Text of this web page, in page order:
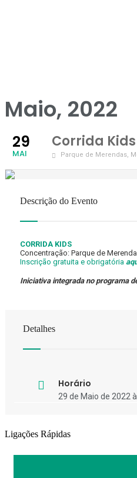
Maio, 2022
29
MAI
Corrida Kids
Parque de Merendas,
Descrição do Evento
CORRIDA KIDS
Concentração: Parque de
Inscrição gratuita e obrigatória
Iniciativa integrada no programa
Detalhes
Horário
29 de Maio de 2022
Ligações Rápidas